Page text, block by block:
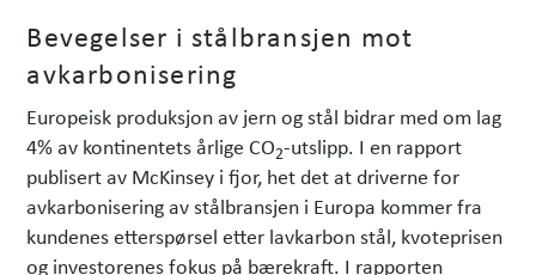
Bevegelser i stålbransjen mot
avkarbonisering
Europeisk produksjon av jern og stål bidrar med om lag
4% av kontinentets årlige CO2-utslipp. I en rapport
publisert av McKinsey i fjor, het det at driverne for
avkarbonisering av stålbransjen i Europa kommer fra
kundenes etterspørsel etter lavkarbon stål, kvoteprisen
og investorenes fokus på bærekraft. I rapporten